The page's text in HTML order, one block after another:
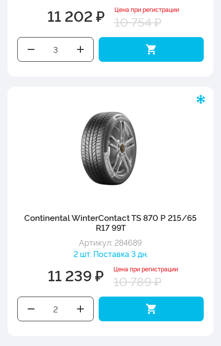
11 202 ₽ Цена при регистрации
10 754 ₽
Continental WinterContact TS 870 P 215/65
R17 99T
Артикул: 284689
2 шт. Поставка 3 дн.
11 239 ₽ Цена при регистрации
10 789 ₽